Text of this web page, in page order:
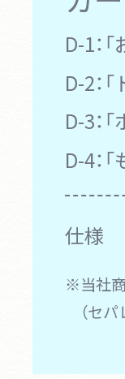
D-1：
D-2：
D-3：
D-4：
仕様
※当社商
（セ